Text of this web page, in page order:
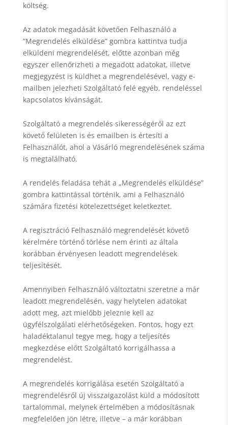
költség.
Az adatok megadását követően Felhasználó a
”Megrendelés elküldése” gombra kattintva tudja
elküldeni megrendelését, előtte azonban még
egyszer ellenőrizheti a megadott adatokat, illetve
megjegyzést is küldhet a megrendelésével, vagy e-
mailben jelezheti Szolgáltató felé egyéb, rendeléssel
kapcsolatos kívánságát.
Szolgáltató a megrendelés sikerességéről az ezt
követő felületen is és emailben is értesíti a
Felhasználót, ahol a Vásárló megrendelésének száma
is megtalálható.
A rendelés feladása tehát a „Megrendelés elküldése”
gombra kattintással történik, ami a Felhasználó
számára fizetési kötelezettséget keletkeztet.
A regisztráció Felhasználó megrendelését követő
kérelmére történő törlése nem érinti az általa
korábban érvényesen leadott megrendelések
teljesítését.
Amennyiben Felhasználó változtatni szeretne a már
leadott megrendelésén, vagy helytelen adatokat
adott meg, azt mielőbb jeleznie kell az
ügyfélszolgálati elérhetőségeken. Fontos, hogy ezt
haladéktalanul tegye meg, hogy a teljesítés
megkezdése előtt Szolgáltató korrigálhassa a
megrendelést.
A megrendelés korrigálása esetén Szolgáltató a
megrendelésről új visszaigazolást küld a módosított
tartalommal, melynek értelmében a módosításnak
megfelelően jön létre, illetve – a már korábban